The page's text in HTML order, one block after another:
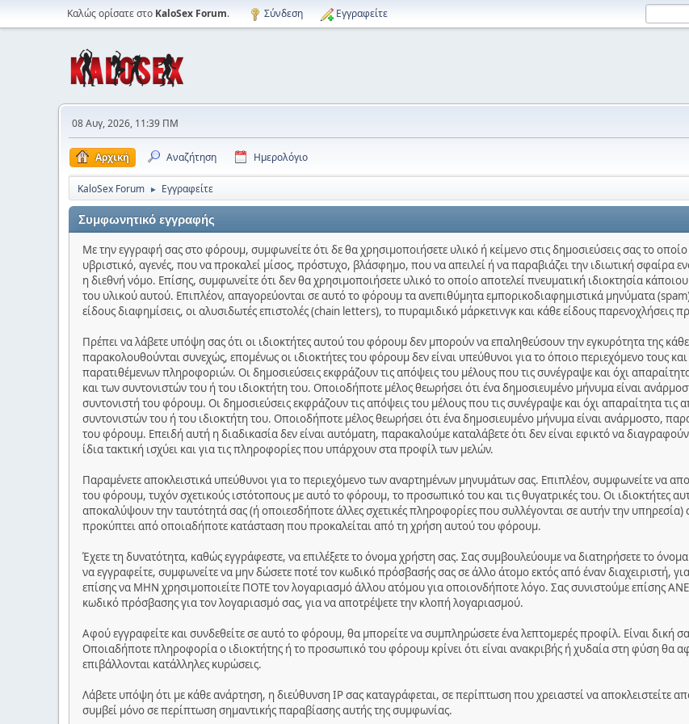
Καλώς ορίσατε στο KaloSex Forum. Σύνδεση Εγγραφείτε
08 Αυγ, 2026, 11:39 ΠΜ
Αρχική Αναζήτηση Ημερολόγιο
KaloSex Forum ► Εγγραφείτε
Συμφωνητικό εγγραφής
Με την εγγραφή σας στο φόρουμ, συμφωνείτε ότι δε θα χρησιμοποιήσετε υλικό ή κείμενο στις δημοσιεύσεις σας το
υβριστικό, αγενές, που να προκαλεί μίσος, πρόστυχο, βλάσφημο, που να απειλεί ή να παραβιάζει την ιδιωτική σφαίρα
η διεθνή νόμο. Επίσης, συμφωνείτε ότι δεν θα χρησιμοποιήσετε υλικό το οποίο αποτελεί πνευματική ιδιοκτησία
του υλικού αυτού. Επιπλέον, απαγορεύονται σε αυτό το φόρουμ τα ανεπιθύμητα εμπορικοδιαφημιστικά μηνύματα
είδους διαφημίσεις, οι αλυσιδωτές επιστολές (chain letters), το πυραμιδικό μάρκετινγκ και κάθε είδους παρενοχλήσεις
Πρέπει να λάβετε υπόψη σας ότι οι ιδιοκτήτες αυτού του φόρουμ δεν μπορούν να επαληθεύσουν την εγκυρότητα της
παρακολουθούνται συνεχώς, επομένως οι ιδιοκτήτες του φόρουμ δεν είναι υπεύθυνοι για το όποιο περιεχόμενο τους
παρατιθέμενων πληροφοριών. Οι δημοσιεύσεις εκφράζουν τις απόψεις του μέλους που τις συνέγραψε και όχι
και των συντονιστών του ή του ιδιοκτήτη του. Οποιοδήποτε μέλος θεωρήσει ότι ένα δημοσιευμένο μήνυμα είναι
συντονιστή του φόρουμ. Οι δημοσιεύσεις εκφράζουν τις απόψεις του μέλους που τις συνέγραψε και όχι απαραίτητα
συντονιστών του ή του ιδιοκτήτη του. Οποιοδήποτε μέλος θεωρήσει ότι ένα δημοσιευμένο μήνυμα είναι ανάρμοστο,
του φόρουμ. Επειδή αυτή η διαδικασία δεν είναι αυτόματη, παρακαλούμε καταλάβετε ότι δεν είναι εφικτό να
ίδια τακτική ισχύει και για τις πληροφορίες που υπάρχουν στα προφίλ των μελών.
Παραμένετε αποκλειστικά υπεύθυνοι για το περιεχόμενο των αναρτημένων μηνυμάτων σας. Επιπλέον, συμφωνείτε να
του φόρουμ, τυχόν σχετικούς ιστότοπους με αυτό το φόρουμ, το προσωπικό του και τις θυγατρικές του. Οι ιδιοκτήτες
αποκαλύψουν την ταυτότητά σας (ή οποιεσδήποτε άλλες σχετικές πληροφορίες που συλλέγονται σε αυτήν την υπηρεσία)
προκύπτει από οποιαδήποτε κατάσταση που προκαλείται από τη χρήση αυτού του φόρουμ.
Έχετε τη δυνατότητα, καθώς εγγράφεστε, να επιλέξετε το όνομα χρήστη σας. Σας συμβουλεύουμε να διατηρήσετε το
να εγγραφείτε, συμφωνείτε να μην δώσετε ποτέ τον κωδικό πρόσβασής σας σε άλλο άτομο εκτός από έναν διαχειριστή,
επίσης να ΜΗΝ χρησιμοποιείτε ΠΟΤΕ τον λογαριασμό άλλου ατόμου για οποιονδήποτε λόγο. Σας συνιστούμε επίσης
κωδικό πρόσβασης για τον λογαριασμό σας, για να αποτρέψετε την κλοπή λογαριασμού.
Αφού εγγραφείτε και συνδεθείτε σε αυτό το φόρουμ, θα μπορείτε να συμπληρώσετε ένα λεπτομερές προφίλ. Είναι δική
Οποιαδήποτε πληροφορία ο ιδιοκτήτης ή το προσωπικό του φόρουμ κρίνει ότι είναι ανακριβής ή χυδαία στη φύση θα
επιβάλλονται κατάλληλες κυρώσεις.
Λάβετε υπόψη ότι με κάθε ανάρτηση, η διεύθυνση IP σας καταγράφεται, σε περίπτωση που χρειαστεί να αποκλειστείτε
συμβεί μόνο σε περίπτωση σημαντικής παραβίασης αυτής της συμφωνίας.